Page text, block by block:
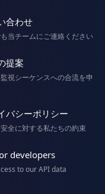
合わせ
当チームにご連絡ください
提案
視シーケンスへの合流を申
バシーポリシー
全に対する私たちの約束
developers
to our API data